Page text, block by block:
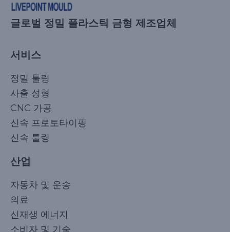
글로벌 정밀 플라스틱 금형 제조업체
서비스
정밀 툴링
사출 성형
CNC 가공
신속 프로토타이핑
신속 툴링
산업
자동차 및 운송
의료
신재생 에너지
소비자 및 기술